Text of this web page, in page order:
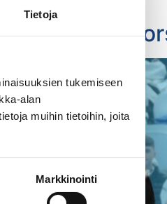
Tietoja
tukemiseen
alan
muihin tietoihin, joita
Markkinointi
U18,